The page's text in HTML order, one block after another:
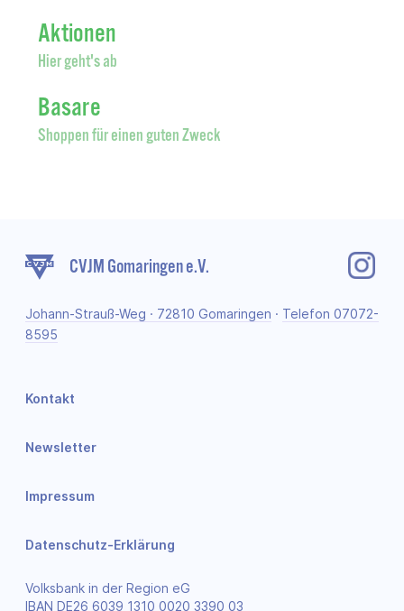
Aktionen
Hier geht's ab
Basare
Shoppen für einen guten Zweck
CVJM Gomaringen e.V.
Johann-Strauß-Weg · 72810 Gomaringen · Telefon 07072-
8595
Volksbank in der Region eG
IBAN DE26 6039 1310 0020 3390 03
Kontakt
Newsletter
Impressum
Datenschutz-Erklärung